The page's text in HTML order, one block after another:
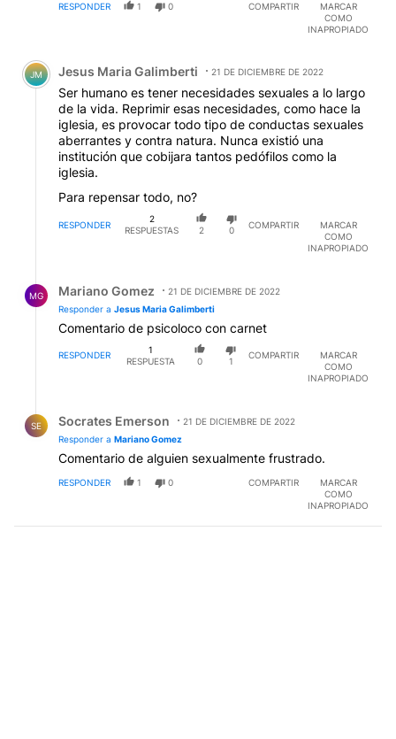
RESPONDER 1 0 COMPARTIR
MARCAR
COMO
INAPROPIADO
Comentario de Jesus Maria Galimberti.
JM Jesus Maria Galimberti 21 DE DICIEMBRE DE 2022
Ser humano es tener necesidades sexuales a lo largo
de la vida. Reprimir esas necesidades, como hace la
iglesia, es provocar todo tipo de conductas sexuales
aberrantes y contra natura. Nunca existió una
institución que cobijara tantos pedófilos como la
iglesia.
Para repensar todo, no?
RESPONDER
2
RESPUESTAS
2 0
COMPARTIR
MARCAR
COMO
INAPROPIADO
MG Mariano Gomez
21 DE DICIEMBRE DE 2022
Responder a Jesus Maria Galimberti
Comentario de psicoloco con carnet
RESPONDER
1
RESPUESTA
0 1
COMPARTIR
MARCAR
COMO
INAPROPIADO
SE Socrates Emerson
21 DE DICIEMBRE DE 2022
Responder a Mariano Gomez
Comentario de alguien sexualmente frustrado.
RESPONDER 1 0 COMPARTIR
MARCAR
COMO
INAPROPIADO